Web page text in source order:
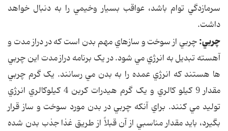
سرمازدگي توام باشد، عواقب بسيار وخيمي را به دنبال خواهد
داشت.
چربي:چربي از سوخت و سازهاي مهم بدن است که در دراز مدت و
آهسته تبديل به انرژي مي شود. در يک برنامه دراز مدت اين چربي
ها هستند که انرژي عمده را به بدن مي رسانند. يک گرم چربي
مقدار 9 کيلو کالري و يک گرم هيدرات کربن 4 کيلوکالري انرژي
توليد مي کنند. براي آنکه چربي در بدن مورد سوخت و ساز قرار
بگيرد، بايد مقدار مناسبي از آن قبلاً از طريق غذا جذب بدن شده